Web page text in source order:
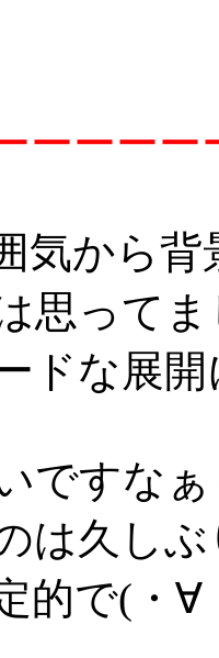
ーーーー
気から
思って
ドな展
ですな
は久し
的で(・